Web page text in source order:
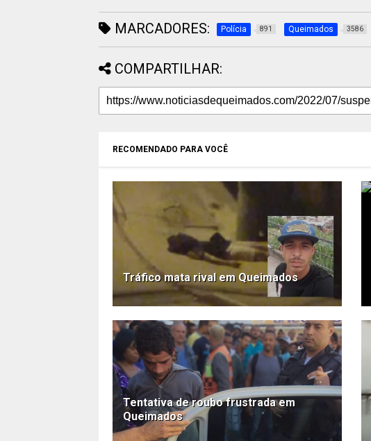
MARCADORES: Polícia 891 Queimados 3586
COMPARTILHAR:
RECOMENDADO PARA VOCÊ
Tráfico mata rival em Queimados
Tentativa de roubo frustrada em
Queimados